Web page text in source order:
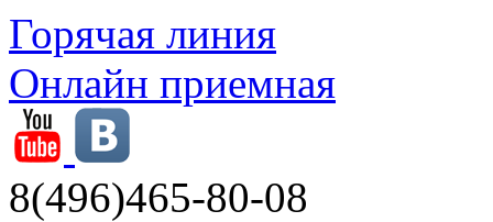
Горячая линия
Онлайн приемная
8(496)465-80-08